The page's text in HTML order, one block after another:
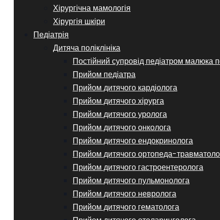
Хірургічна мамологія
Хірургія шкіри
Педіатрія
Дитяча поліклініка
Постійний супровід педіатром малюка
Прийом педіатра
Прийом дитячого кардіолога
Прийом дитячого хірурга
Прийом дитячого уролога
Прийом дитячого онколога
Прийом дитячого ендокринолога
Прийом дитячого ортопеда-
Прийом дитячого гастроентеролога
Прийом дитячого пульмонолога
Прийом дитячого невролога
Прийом дитячого гематолога